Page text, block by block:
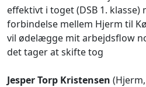
effektivt i toget (DSB 1. klasse)
forbindelse mellem Hjerm til
vil ødelægge mit arbejdsflow
det tager at skifte tog
Jesper Torp Kristensen